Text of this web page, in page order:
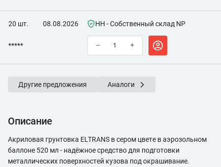
20 шт. 08.08.2026 НН - Собственный склад NP
***** – +
Другие предложения Аналоги
Описание
Акриловая грунтовка ELTRANS в сером цвете в аэрозольном
баллоне 520 мл - надёжное средство для подготовки
металлических поверхностей кузова под окрашивание.